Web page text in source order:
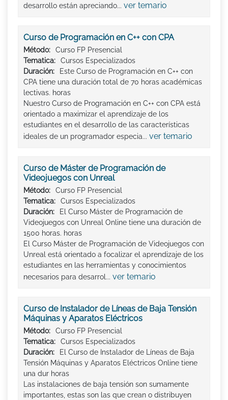
desarrollo están apreciando... ver temario
Curso de Programación en C++ con CPA
Método:
Curso FP Presencial
Tematica:
Cursos Especializados
Duración:
Este Curso de Programación en C++ con
CPA tiene una duración total de 70 horas académicas
lectivas. horas
Nuestro Curso de Programación en C++ con CPA está
orientado a maximizar el aprendizaje de los
estudiantes en el desarrollo de las características
ideales de un programador especia... ver temario
Curso de Máster de Programación de
Videojuegos con Unreal
Método:
Curso FP Presencial
Tematica:
Cursos Especializados
Duración:
El Curso Máster de Programación de
Videojuegos con Unreal Online tiene una duración de
1500 horas. horas
El Curso Máster de Programación de Videojuegos con
Unreal está orientado a focalizar el aprendizaje de los
estudiantes en las herramientas y conocimientos
necesarios para desarrol... ver temario
Curso de Instalador de Líneas de Baja Tensión
Máquinas y Aparatos Eléctricos
Método:
Curso FP Presencial
Tematica:
Cursos Especializados
Duración:
El Curso de Instalador de Líneas de Baja
Tensión Máquinas y Aparatos Eléctricos Online tiene
una dur horas
Las instalaciones de baja tensión son sumamente
importantes, estas son las que crean o distribuyen